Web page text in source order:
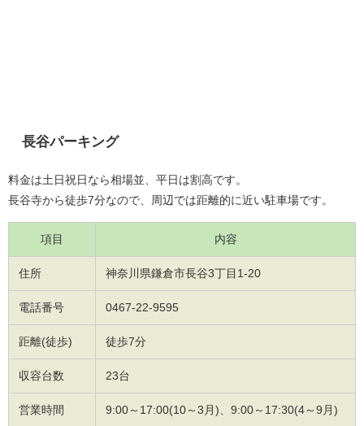
長谷パーキング
料金は土日祝日なら相場並、平日は割高です。
長谷寺から徒歩7分なので、周辺では距離的に近い駐車場です。
項目 内容
住所 神奈川県鎌倉市長谷3丁目1-20
電話番号 0467-22-9595
距離(徒歩) 徒歩7分
収容台数 23台
営業時間 9:00～17:00(10～3月)、9:00～17:30(4～9月)